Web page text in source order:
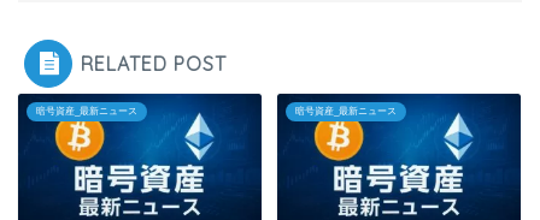
RELATED POST
暗号資産_最新ニュース 暗号資産_最新ニュース